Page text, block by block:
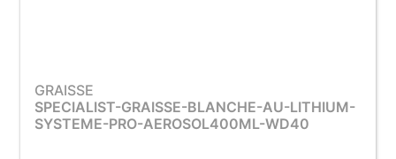
GRAISSE
SPECIALIST-GRAISSE-BLANCHE-AU-LITHIUM-
SYSTEME-PRO-AEROSOL400ML-WD40